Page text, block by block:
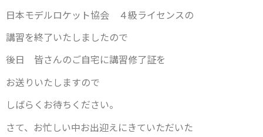
日本モデルロケット協会 ４級ライセンスの
講習を終了いたしましたので
後日 皆さんのご自宅に講習修了証を
お送りいたしますので
しばらくお待ちください。
さて、お忙しい中お出迎えにきていただいた